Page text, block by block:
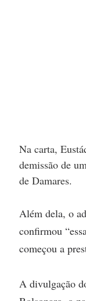
Na carta,
demissão de
de Damares.
Além dela, o
confirmou
começou a
A divulgação